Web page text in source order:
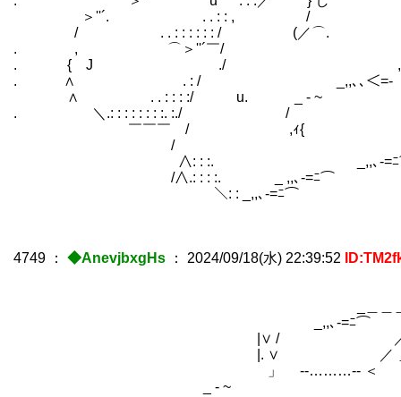
＞''´. . . : : , / {ｊ. /.
/ . . : : : : : : / (／⌒.
. , ⌒＞''´￣/ ,
. { J ./ ,､＜
. ∧ . : / _,,､､＜=‐ ~. _ -
∧ . . : : : :/ u. _ -
. ＼.: : : : : : : :. :./ /
￣￣￣ / ,ｨ{ _
/ _ -
∧: : :. _,,､-=ﾆ
/∧.: : : :. _ ,,､-=ﾆ⌒
＼: : _,,､-=ﾆ⌒
4749 ： ◆AnevjbxgHs ： 2024/09/18(水) 22:39:52
_,,､-=ﾆ⌒
|∨ /
|. ∨ ／ ＿＿＿
」 -‐………‐- ＜
_ - ~ ＼